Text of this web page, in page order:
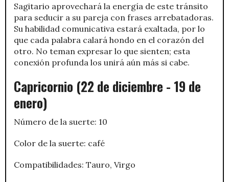
Sagitario aprovechará la energía de este tránsito
para seducir a su pareja con frases arrebatadoras.
Su habilidad comunicativa estará exaltada, por lo
que cada palabra calará hondo en el corazón del
otro. No teman expresar lo que sienten; esta
conexión profunda los unirá aún más si cabe.
Capricornio (22 de diciembre - 19 de
enero)
Número de la suerte: 10
Color de la suerte: café
Compatibilidades: Tauro, Virgo